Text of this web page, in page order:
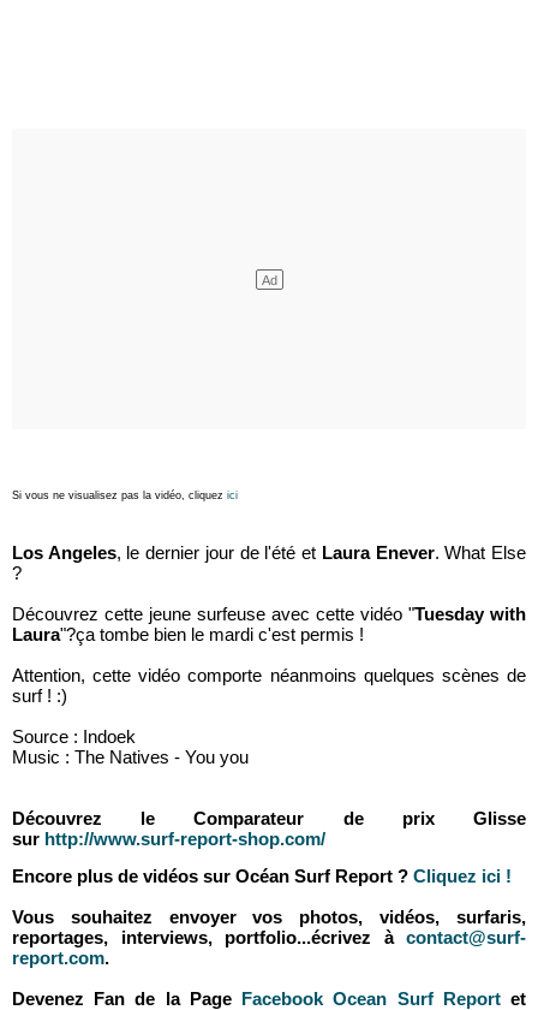
Si vous ne visualisez pas la vidéo, cliquez ici
Los Angeles, le dernier jour de l'été et Laura Enever. What Else
?
Découvrez cette jeune surfeuse avec cette vidéo "Tuesday with
Laura"?ça tombe bien le mardi c'est permis !
Attention, cette vidéo comporte néanmoins quelques scènes de
surf ! :)
Source : Indoek
Music : The Natives - You you
Découvrez le Comparateur de prix Glisse
sur http://www.surf-report-shop.com/
Encore plus de vidéos sur Océan Surf Report ? Cliquez ici !
Vous souhaitez envoyer vos photos, vidéos, surfaris,
reportages, interviews, portfolio...écrivez à
contact@surf-
report.com.
Devenez Fan de la Page Facebook Ocean Surf Reportet